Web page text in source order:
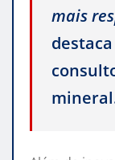
mais
destaca